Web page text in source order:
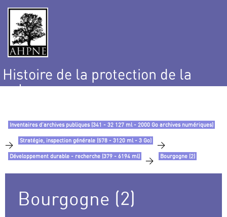
Histoire de la protection de la
nature
Inventaires d’archives publiques (341 - 32 127 ml - 2000 Go archives numériques)
> Stratégie, inspection générale (578 - 3120 ml - 3 Go) >
Développement durable - recherche (379 - 6194 ml) > Bourgogne (2)
Bourgogne (2)